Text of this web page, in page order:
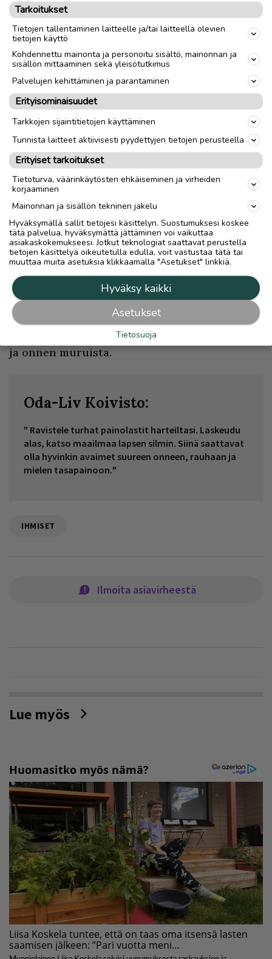
tunturissa teräshanki, joka kurittaa
suksenpohjia. Täällä on hyvä olla!"
Lapsista mallia
Taiteilija Koivisto muistuttaa, että lapset ovat
paljon viisaampia kuin aikuiset. He kulkevat
avoimin mielin ja silmin.
– Tapasin kerran pikkuisen pojan, joka oli
tullut perheensä kanssa Lappiin lomalle.
Nuorimies kertoi silmät innosta loistaen,
kuinka hän oli nähnyt metsässä keijujen
torvisoittokunnan.
Lapsi oli nähnyt metsässä torvijäkälää
mättään päällä.
– Se osoittaa niin hyvin, että lapset osaavat
katsoa pieniä asioita. Me aikuiset kuljemme
helposti yksityiskohtien ohi, emmekä näe, että
meidän elämämme koostuu pienistä puroista
ja onnen muruista.
Oda-Liv Koivisto:
" Ravistele turhat painolastit harteiltasi. Laskeudu
alas, katso maailmaa lapsen silmin. Siinä saattavat
olla hyvinkin avaimet suureen onneen, rauhaan ja
mielen tasapainoon."
IHMISET
Ilmoita asiavirheestä
Lue myös
Tarkoitukset
Tietojen tallentaminen laitteelle ja/tai laitteella olevien
tietojen käyttö
Kohdennettu mainonta ja personoitu sisältö, mainonnan ja
sisällön mittaaminen sekä yleisötutkimus
Palvelujen kehittäminen ja parantaminen
Erityisominaisuudet
Tarkkojen sijaintitietojen käyttäminen
Tunnista laitteet aktiivisesti pyydettyjen tietojen perusteella
Erityiset tarkoitukset
Tietoturva, väärinkäytösten ehkäiseminen ja virheiden
korjaaminen
Mainonnan ja sisällön tekninen jakelu
Hyväksymällä sallit tietojesi käsittelyn. Suostumuksesi koskee
tätä palvelua, hyväksymättä jättäminen voi vaikuttaa
asiakaskokemukseesi. Jotkut teknologiat saattavat perustella
tietojen käsittelyä oikeutetulla edulla, voit vastustaa tätä tai
muuttaa muita asetuksia klikkaamalla "Asetukset" linkkiä.
Hyväksy kaikki
Asetukset
Tietosuoja